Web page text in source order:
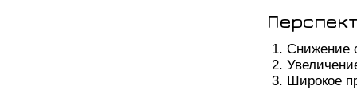
Снижение
Широкое